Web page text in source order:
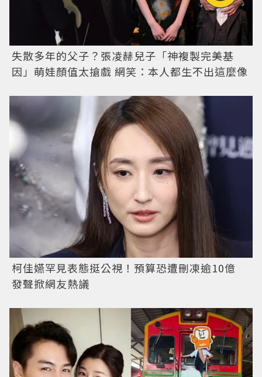
失散多年的父子？張凌赫兒子「神複製完美基
因」萌娃顏值太搶戲 網笑：本人都生不出這麼像
柯佳嬿罕見表態挺公視！預算恐遭刪凍逾10億
發聲掀網友熱議